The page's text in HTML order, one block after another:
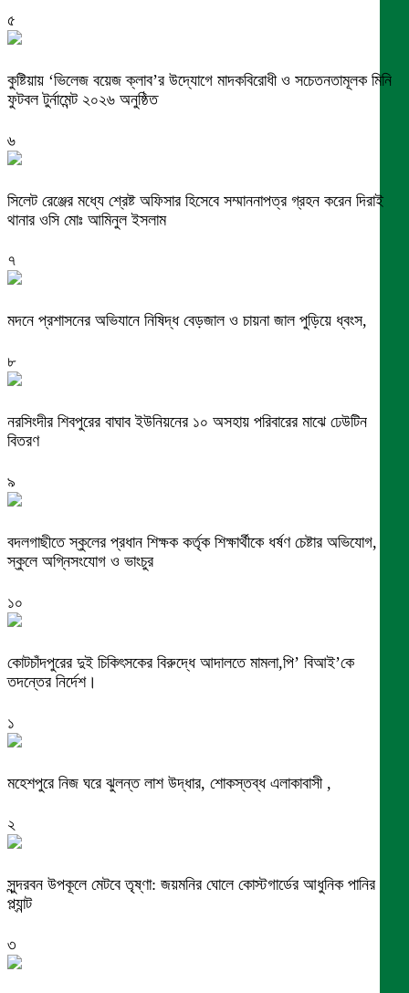
৫
কুষ্টিয়ায় ‘ভিলেজ বয়েজ ক্লাব’র উদ্যোগে মাদকবিরোধী ও সচেতনতামূলক মিনি
ফুটবল টুর্নামেন্ট ২০২৬ অনুষ্ঠিত
৬
সিলেট রেঞ্জের মধ্যে শ্রেষ্ট অফিসার হিসেবে সম্মাননাপত্র গ্রহন করেন দিরাই
থানার ওসি মোঃ আমিনুল ইসলাম
৭
মদনে প্রশাসনের অভিযানে নিষিদ্ধ বেড়জাল ও চায়না জাল পুড়িয়ে ধ্বংস,
৮
নরসিংদীর শিবপুরের বাঘাব ইউনিয়নের ১০ অসহায় পরিবারের মাঝে ঢেউটিন
বিতরণ
৯
বদলগাছীতে স্কুলের প্রধান শিক্ষক কর্তৃক শিক্ষার্থীকে ধর্ষণ চেষ্টার অভিযোগ,
স্কুলে অগ্নিসংযোগ ও ভাংচুর
১০
কোটচাঁদপুরের দুই চিকিৎসকের বিরুদ্ধে আদালতে মামলা,পি’ বিআই’কে
তদন্তের নির্দেশ।
১
মহেশপুরে নিজ ঘরে ঝুলন্ত লাশ উদ্ধার, শোকস্তব্ধ এলাকাবাসী ,
২
সুন্দরবন উপকূলে মেটবে তৃষ্ণা: জয়মনির ঘোলে কোস্টগার্ডের আধুনিক পানির
প্ল্যান্ট
৩